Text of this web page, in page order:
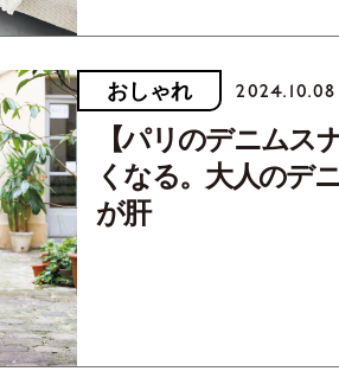
おしゃれ 2024.10.08
【パリのデニムス
くなる。大人のデ
が肝